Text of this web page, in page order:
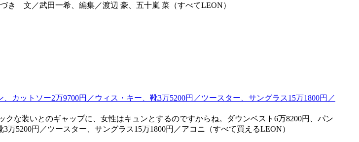
文／武田一希、編集／渡辺 豪、五十嵐 菜（すべてLEON）
な装いとのギャップに、女性はキュンとするのですからね。ダウンベスト6万8200円、パン
5200円／ツースター、サングラス15万1800円／アコニ（すべて買えるLEON）